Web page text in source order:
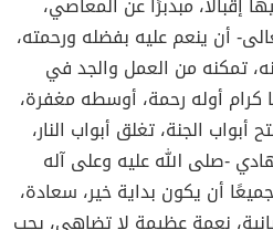
أن ينعم عليه بفضله ورحمته،
تمكنه من العمل والجد في
كرام أوله رحمة، أوسطه مغفرة،
الجنة، تغلق أبواب النار،
-صلى الله عليه وعلى آله
أن يكون بداية خير، سعادة،
نعمة عظيمة لا تضاهى، يجب